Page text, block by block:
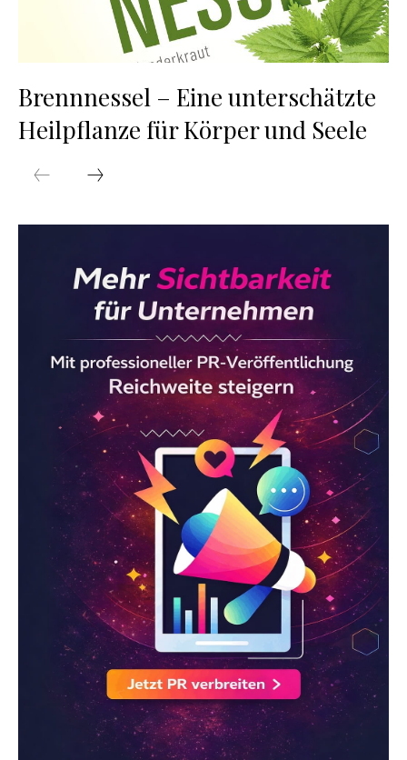
Brennnessel – Eine unterschätzte
Heilpflanze für Körper und Seele